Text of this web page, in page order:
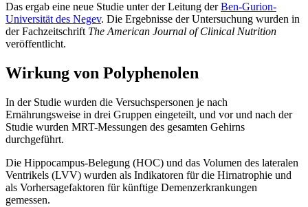
Das ergab eine neue Studie unter der Leitung derBen-Gurion-
Universität des Negev. Die Ergebnisse der Untersuchung wurden in
der Fachzeitschrift The American Journal of Clinical Nutrition
veröffentlicht.
Wirkung von Polyphenolen
In der Studie wurden die Versuchspersonen je nach
Ernährungsweise in drei Gruppen eingeteilt, und vor und nach der
Studie wurden MRT-Messungen des gesamten Gehirns
durchgeführt.
Die Hippocampus-Belegung (HOC) und das Volumen des lateralen
Ventrikels (LVV) wurden als Indikatoren für die Hirnatrophie und
als Vorhersagefaktoren für künftige Demenzerkrankungen
gemessen.